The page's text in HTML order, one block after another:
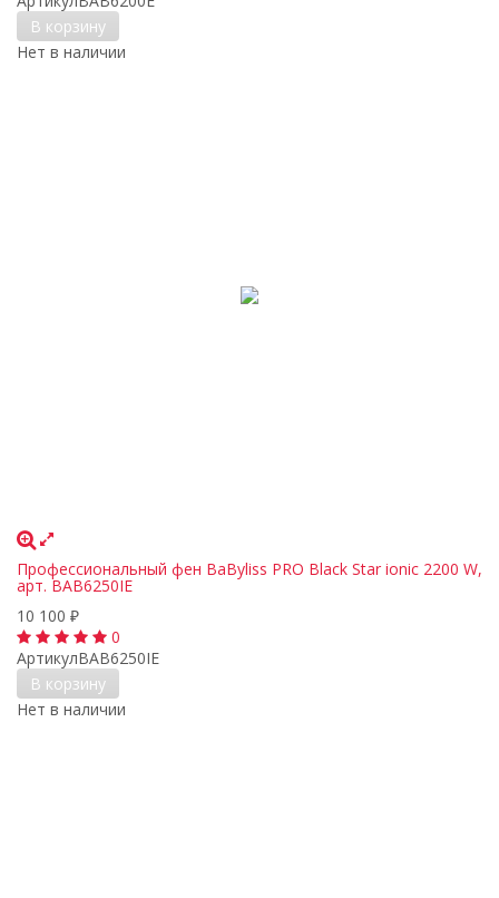
В корзину
Нет в наличии
Профессиональный фен BaByliss PRO Black Star ionic 2200 W,
арт. BAB6250IE
10 100 ₽
0
АртикулBAB6250IE
В корзину
Нет в наличии